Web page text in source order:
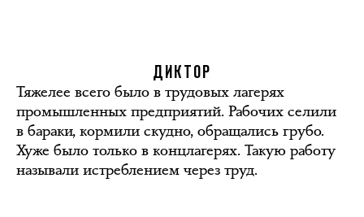
ДИКТОР
Тяжелее всего было в трудовых лагерях
промышленных предприятий. Рабочих селили
в бараки, кормили скудно, обращались грубо.
Хуже было только в концлагерях. Такую работу
называли истреблением через труд.